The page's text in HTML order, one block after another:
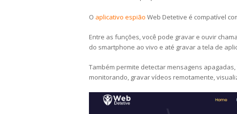
O aplicativo espião Web Detetive é compatível
Entre as funções, você pode gravar e ouvir
do smartphone ao vivo e até gravar a tela de
Também permite detectar mensagens
monitorando, gravar vídeos remotamente,